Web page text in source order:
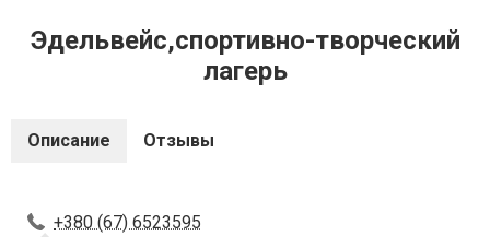
Эдельвейс,спортивно-творческий
лагерь
Описание Отзывы
+380 (67) 6523595